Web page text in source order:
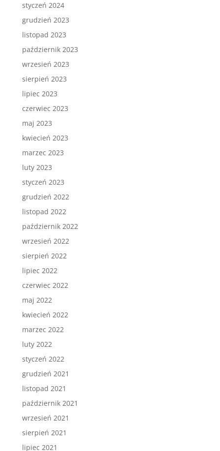
styczeń 2024
grudzień 2023
listopad 2023
październik 2023
wrzesień 2023
sierpień 2023
lipiec 2023
czerwiec 2023
maj 2023
kwiecień 2023
marzec 2023
luty 2023
styczeń 2023
grudzień 2022
listopad 2022
październik 2022
wrzesień 2022
sierpień 2022
lipiec 2022
czerwiec 2022
maj 2022
kwiecień 2022
marzec 2022
luty 2022
styczeń 2022
grudzień 2021
listopad 2021
październik 2021
wrzesień 2021
sierpień 2021
lipiec 2021